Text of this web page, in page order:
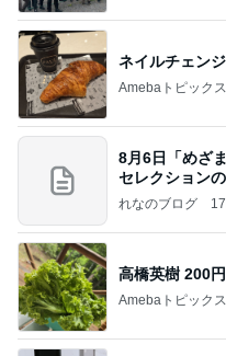
ネイルチェン
Amebaトピックス
8月6日「めざ
セレクション
ン
れなのブログ
高橋英樹 200
Amebaトピックス